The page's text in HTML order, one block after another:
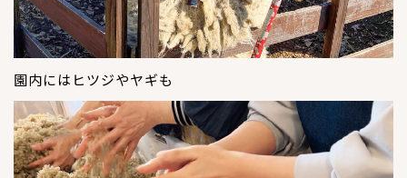
園内にはヒツジやヤギも